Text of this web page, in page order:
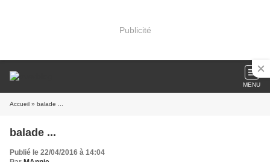
Publicité
MENU
Accueil » balade ...
balade ...
Publié le 22/04/2016 à 14:04